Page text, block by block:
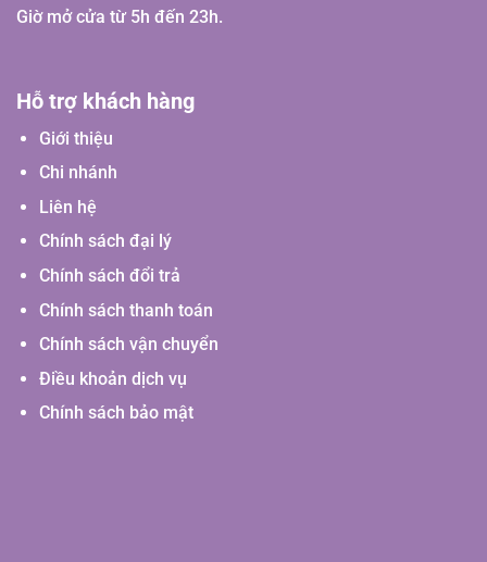
Giờ mở cửa từ 5h đến 23h.
Hỗ trợ khách hàng
Giới thiệu
Chi nhánh
Liên hệ
Chính sách đại lý
Chính sách đổi trả
Chính sách thanh toán
Chính sách vận chuyển
Điều khoản dịch vụ
Chính sách bảo mật